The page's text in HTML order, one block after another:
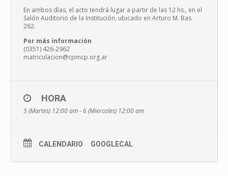
En ambos días, el acto tendrá lugar a partir de las 12 hs., en el
Salón Auditorio de la Institución, ubicado en Arturo M. Bas
262.
Por más información
(0351) 426-2962
matriculacion@cpmcp.org.ar
HORA
5 (Martes) 12:00 am - 6 (Miercoles) 12:00 am
CALENDARIO GOOGLECAL